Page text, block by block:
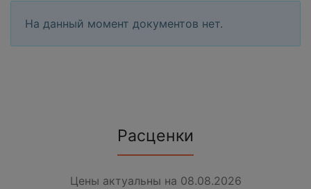
На данный момент документов нет.
Расценки
Цены актуальны на 08.08.2026